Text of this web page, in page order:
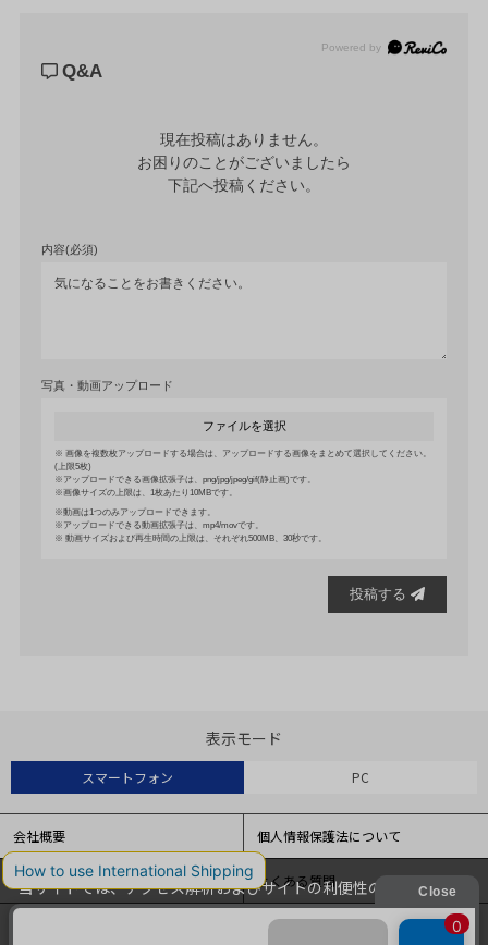
Powered by
Q&A
現在投稿はありません。
お困りのことがございましたら
下記へ投稿ください。
内容(必須)
写真・動画アップロード
ファイルを選択
画像を複数枚アップロードする場合は、アップロードする画像をまとめて選択してください。
(上限5枚)
アップロードできる画像拡張子は、png/jpg/jpeg/gif(静止画)です。
画像サイズの上限は、1枚あたり10MBです。
動画は1つのみアップロードできます。
アップロードできる動画拡張子は、mp4/movです。
動画サイズおよび再生時間の上限は、それぞれ500MB、30秒です。
投稿する
表示モード
スマートフォン PC
会社概要 個人情報保護法について
特定商取引法に基づく表記 よくある質問
当サイトでは、アクセス解析およびサイトの利便性の向上のため
にクッキー（Cookie）を使用しています。
クッキーの設定変更および詳細については
をご覧くださ